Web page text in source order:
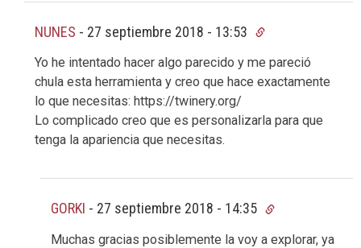
NUNES - 27 septiembre 2018 - 13:53
Yo he intentado hacer algo parecido y me pareció
chula esta herramienta y creo que hace exactamente
lo que necesitas: https://twinery.org/
Lo complicado creo que es personalizarla para que
tenga la apariencia que necesitas.
GORKI - 27 septiembre 2018 - 14:35
Muchas gracias posiblemente la voy a explorar, ya